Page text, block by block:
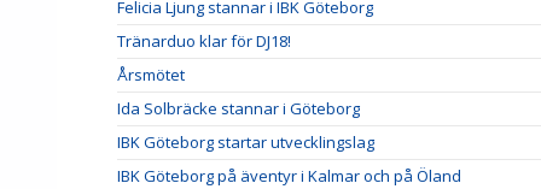
Felicia Ljung stannar i IBK Göteborg
Tränarduo klar för DJ18!
Årsmötet
Ida Solbräcke stannar i Göteborg
IBK Göteborg startar utvecklingslag
IBK Göteborg på äventyr i Kalmar och på Öland